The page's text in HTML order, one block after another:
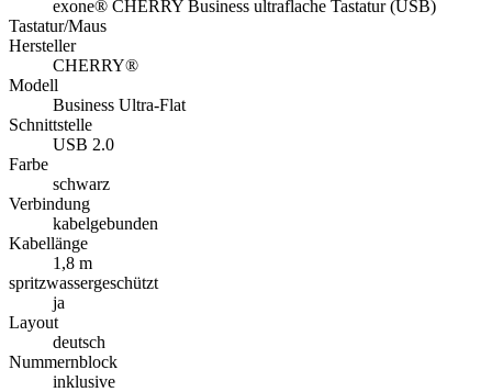
exone® CHERRY Business ultraflache Tastatur (USB)
Tastatur/Maus
Hersteller
CHERRY®
Modell
Business Ultra-Flat
Schnittstelle
USB 2.0
Farbe
schwarz
Verbindung
kabelgebunden
Kabellänge
1,8 m
spritzwassergeschützt
ja
Layout
deutsch
Nummernblock
inklusive